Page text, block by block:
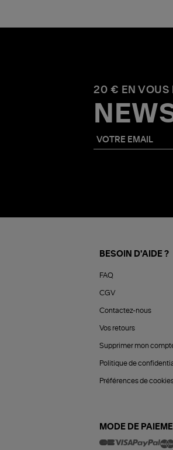
20 € EN VOUS
BESOIN D'AIDE ?
FAQ
CGV
Contactez-nous
Vos retours
Supprimer mon
Politique de
Préférences de
MODE DE